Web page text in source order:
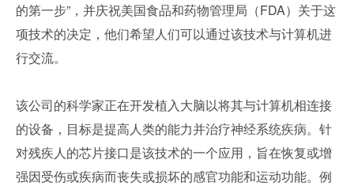
的第一步”，并庆祝美国食品和药物管理局（FDA）关于这
项技术的决定，他们希望人们可以通过该技术与计算机进
行交流。
该公司的科学家正在开发植入大脑以将其与计算机相连接
的设备，目标是提高人类的能力并治疗神经系统疾病。针
对残疾人的芯片接口是该技术的一个应用，旨在恢复或增
强因受伤或疾病而丧失或损坏的感官功能和运动功能。例